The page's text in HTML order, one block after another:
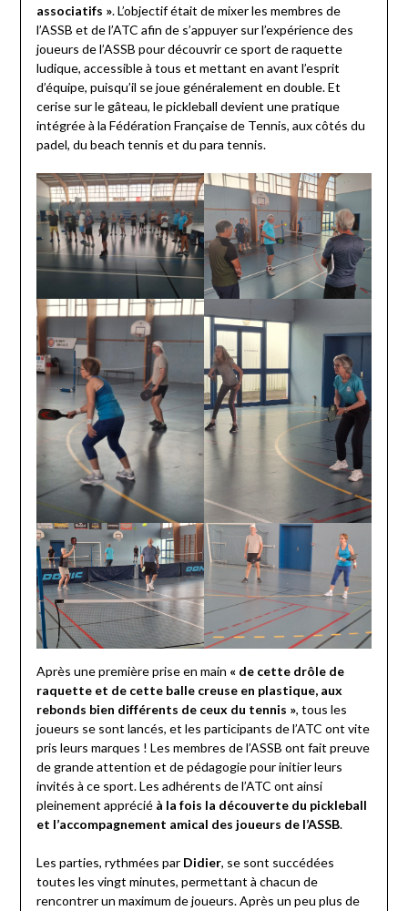
associatifs ». L’objectif était de mixer les membres de
l’ASSB et de l’ATC afin de s’appuyer sur l’expérience des
joueurs de l’ASSB pour découvrir ce sport de raquette
ludique, accessible à tous et mettant en avant l’esprit
d’équipe, puisqu’il se joue généralement en double. Et
cerise sur le gâteau, le pickleball devient une pratique
intégrée à la Fédération Française de Tennis, aux côtés du
padel, du beach tennis et du para tennis.
Après une première prise en main « de cette drôle de
raquette et de cette balle creuse en plastique, aux
rebonds bien différents de ceux du tennis », tous les
joueurs se sont lancés, et les participants de l’ATC ont vite
pris leurs marques ! Les membres de l’ASSB ont fait preuve
de grande attention et de pédagogie pour initier leurs
invités à ce sport. Les adhérents de l’ATC ont ainsi
pleinement apprécié à la fois la découverte du pickleball
et l’accompagnement amical des joueurs de l’ASSB.
Les parties, rythmées par Didier, se sont succédées
toutes les vingt minutes, permettant à chacun de
rencontrer un maximum de joueurs. Après un peu plus de